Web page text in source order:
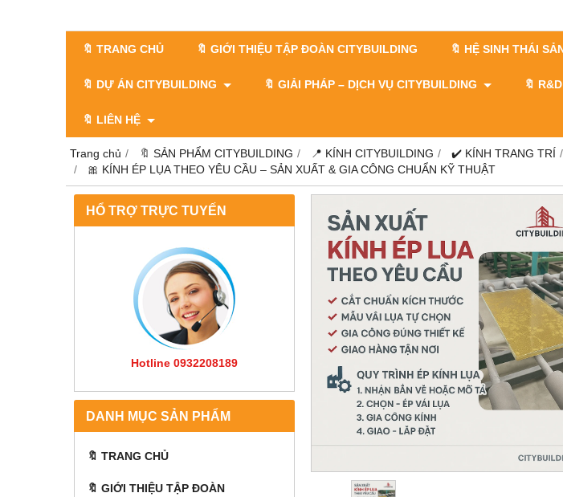
🔖 TRANG CHỦ 🔖 GIỚI THIỆU TẬP ĐOÀN CITYBUILDING 🔖 HỆ SINH THÁI
🔖 DỰ ÁN CITYBUILDING 🔖 GIẢI PHÁP – DỊCH VỤ CITYBUILDING 🔖​​​​​​​
🔖 LIÊN HỆ
Trang chủ 🔖 SẢN PHẨM CITYBUILDING 📍 KÍNH CITYBUILDING ✔️ KÍNH TRANG TRÍ
🎀 KÍNH ÉP LỤA THEO YÊU CẦU – SẢN XUẤT & GIA CÔNG CHUẨN KỸ THUẬT
HỔ TRỢ TRỰC TUYẾN
Hotline 0932208189
DANH MỤC SẢN PHẨM
🔖 TRANG CHỦ
🔖 GIỚI THIỆU TẬP ĐOÀN